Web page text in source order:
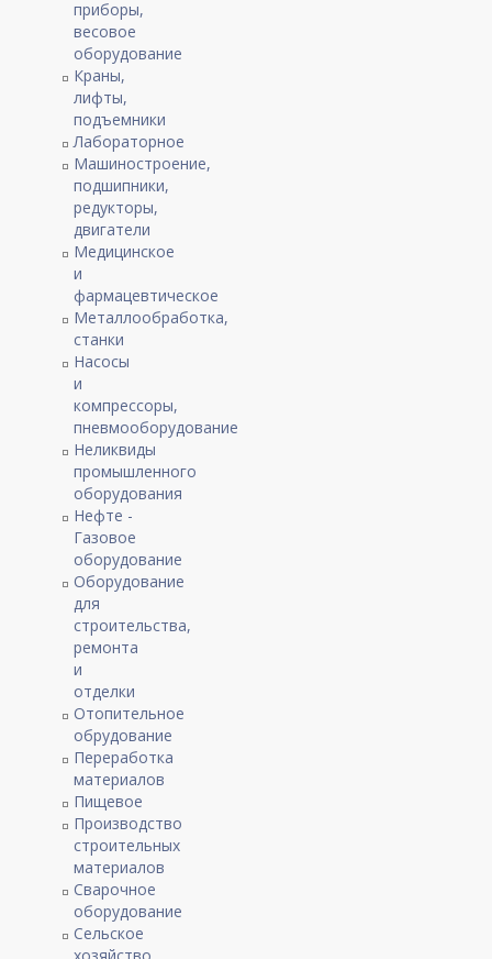
приборы,
весовое
оборудование
Краны,
лифты,
подъемники
Лабораторное
Машиностроение,
подшипники,
редукторы,
двигатели
Медицинское
и
фармацевтическое
Металлообработка,
станки
Насосы
и
компрессоры,
пневмооборудование
Неликвиды
промышленного
оборудования
Нефте -
Газовое
оборудование
Оборудование
для
строительства,
ремонта
и
отделки
Отопительное
обрудование
Переработка
материалов
Пищевое
Производство
строительных
материалов
Сварочное
оборудование
Сельское